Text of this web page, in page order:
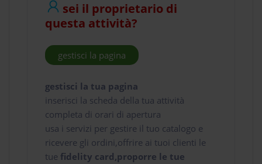
sei il proprietario di
questa attività?
gestisci la pagina
gestisci la tua pagina
inserisci la scheda della tua attività
completa di orari di apertura
usa i servizi per gestire il tuo catalogo e
ricevere gli ordini,offrire ai tuoi clienti le
tue fidelity card,proporre le tue